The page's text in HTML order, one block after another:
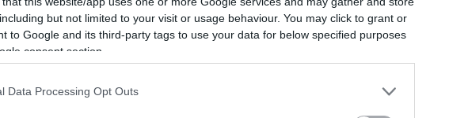
but not limited to your visit or usage behaviour. You may click to grant or
to Google and its third-party tags to use your data for below specified purposes
consent section.
Data Processing Opt Outs